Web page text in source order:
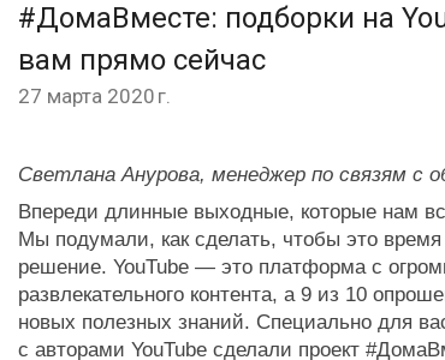
#ДомаВместе: подборки на
вам прямо сейчас
27 марта 2020 г.
Светлана Анурова, менеджер по связям с
Впереди длинные выходные, которые нам
Мы подумали, как сделать, чтобы это
решение. YouTube — это платформа с
развлекательного контента, а 9 из 10
новых полезных знаний. Специально для
с авторами YouTube сделали проект